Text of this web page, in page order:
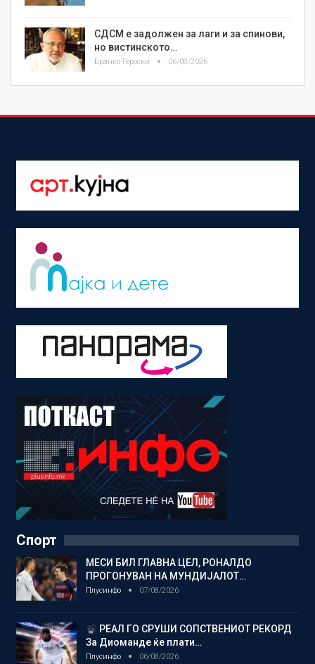
СДСМ е задолжен за лаги и за спинови,
но вистинското…
Бранко Героски 06/08/2026
Спорт
МЕСИ БИЛ ГЛАВНА ЦЕЛ, РОНАЛДО
ПРОГОНУВАН НА МУНДИЈАЛОТ…
Плусинфо 07/08/2026
РЕАЛ ГО СРУШИ СОПСТВЕНИОТ РЕКОРД
За Диоманде ќе плати…
Плусинфо 06/08/2026